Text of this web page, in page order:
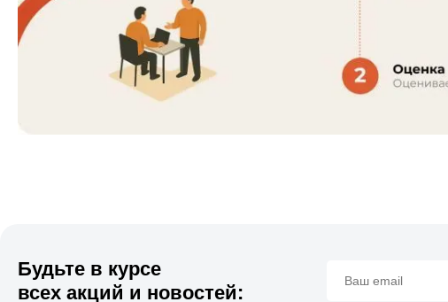
Будьте в курсе
всех акций и новостей: